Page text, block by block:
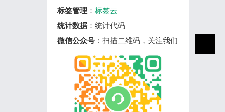
标签管理 ： 标签云
统计数据 ：统计代码
微信公众号 ：扫描二维码，关注我们